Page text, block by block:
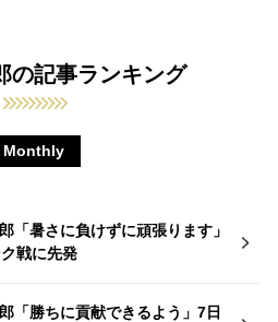
記事ランキング
Monthly
「暑さに負けずに頑張ります」
戦に先発
「勝ちに貢献できるよう」7日